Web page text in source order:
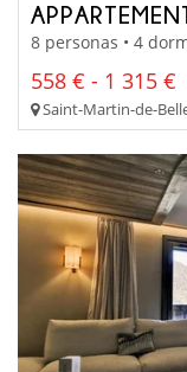
8 personas • 4
558 € - 1 315 €
Saint-Martin-de-